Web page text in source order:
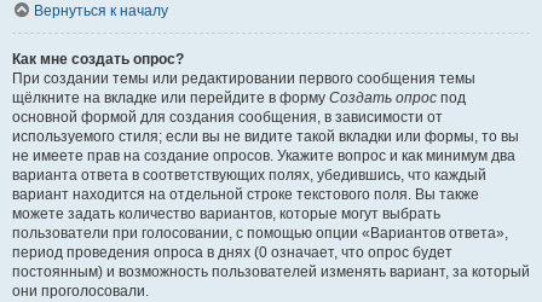
Вернуться к началу
Как мне создать опрос?
При создании темы или редактировании первого сообщения темы
щёлкните на вкладке или перейдите в форму Создать опрос под
основной формой для создания сообщения, в зависимости от
используемого стиля; если вы не видите такой вкладки или формы, то вы
не имеете прав на создание опросов. Укажите вопрос и как минимум два
варианта ответа в соответствующих полях, убедившись, что каждый
вариант находится на отдельной строке текстового поля. Вы также
можете задать количество вариантов, которые могут выбрать
пользователи при голосовании, с помощью опции «Вариантов ответа»,
период проведения опроса в днях (0 означает, что опрос будет
постоянным) и возможность пользователей изменять вариант, за который
они проголосовали.